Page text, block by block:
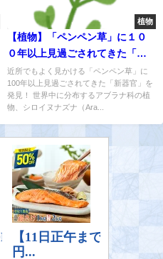
植物
【植物】「ペンペン草」に１０
０年以上見過ごされてきた「新
器官」を発見！
近所でもよく見かける「ペンペン草」に
100年以上見過ごされてきた「新器官」を
発見！ 世界中に分布するアブラナ科の植
物、シロイヌナズナ（Ara...